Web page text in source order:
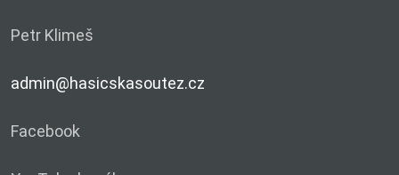
Petr Klimeš
admin@hasicskasoutez.cz
Facebook